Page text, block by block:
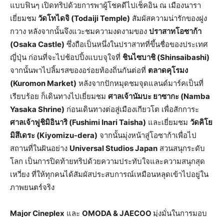
แบบฟินๆ เปิดทริปด้วยการพาผู้โชคดีไปเช็คอิน ณ เมืองนารา
เยี่ยมชม วัดโทไดจิ (Todaiji Temple) สัมผัสความน่ารักของฝูง
กวาง หลังจากนั้นจึงแวะชมความงดงามของ ปราสาทโอซาก้า
(Osaka Castle) ซึ่งถือเป็นหนึ่งในปราสาทที่ขึ้นชื่อของประเทศ
ญี่ปุ่น ก่อนที่จะไปช้อปปิ้งแบบจุใจที่ ชินไซบาชิ(Shinsaibashi)
จากนั้นพาไปลิ้มรสของอร่อยท้องถิ่นกันต่อที่ ตลาดคุโรมง
(Kuromon Market) หลังจากปักหมุดชมจุดแลนด์มาร์คเป็นที่
เรียบร้อย ก็เดินทางไปเยี่ยมชม ศาลเจ้านัมบะ ยาซากะ (Namba
Yasaka Shrine) ก่อนเดินทางต่อสู่เมืองเกียวโต เพื่อสักการะ
ศาลเจ้าฟูชิมิอินาริ(Fushimi Inari Taisha) และเยี่ยมชม วัดคิโย
มิสึเดระ (Kiyomizu-dera) จากนั้นมุ่งหน้าสู่โอซาก้าเพื่อไป
สถานที่ในฝันอย่าง Universal Studios Japan สวนสนุกระดับ
โลก เป็นการปิดท้ายทริปด้วยความประทับใจและความสนุกสุด
เหวี่ยง ที่ให้ทุกคนได้สัมผัสประสบการณ์เหมือนหลุดเข้าไปอยู่ใน
ภาพยนตร์จริง
Major Cineplex และ OMODA & JAECOO มุ่งมั่นในการมอบ